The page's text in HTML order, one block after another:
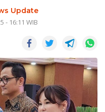
Update
- 16:11 WIB